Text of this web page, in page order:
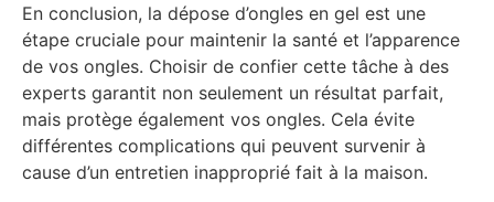
En conclusion, la dépose d’ongles en gel est une
étape cruciale pour maintenir la santé et l’apparence
de vos ongles. Choisir de confier cette tâche à des
experts garantit non seulement un résultat parfait,
mais protège également vos ongles. Cela évite
différentes complications qui peuvent survenir à
cause d’un entretien inapproprié fait à la maison.